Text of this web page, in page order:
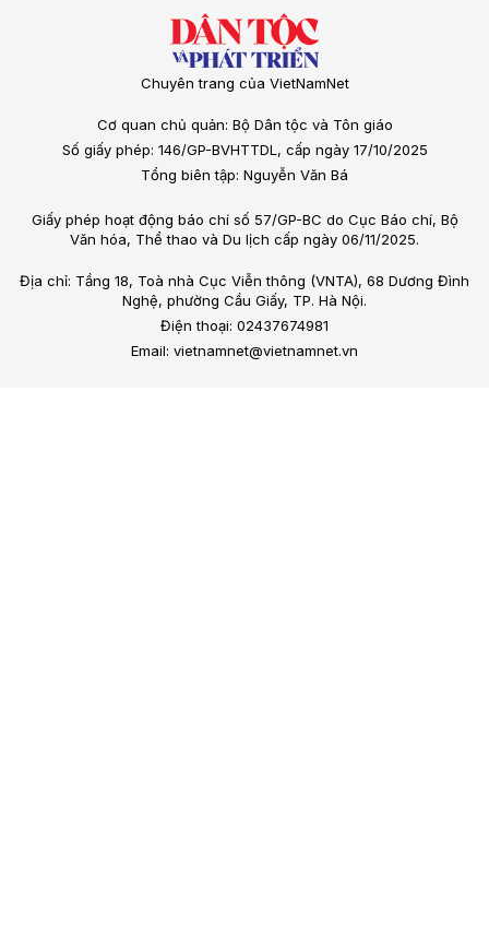
Chuyên trang của VietNamNet
Cơ quan chủ quản: Bộ Dân tộc và Tôn giáo
Số giấy phép: 146/GP-BVHTTDL, cấp ngày 17/10/2025
Tổng biên tập: Nguyễn Văn Bá
Giấy phép hoạt động báo chí số 57/GP-BC do Cục Báo chí, Bộ
Văn hóa, Thể thao và Du lịch cấp ngày 06/11/2025.
Địa chỉ: Tầng 18, Toà nhà Cục Viễn thông (VNTA), 68 Dương Đình
Nghệ, phường Cầu Giấy, TP. Hà Nội.
Điện thoại: 02437674981
Email: vietnamnet@vietnamnet.vn